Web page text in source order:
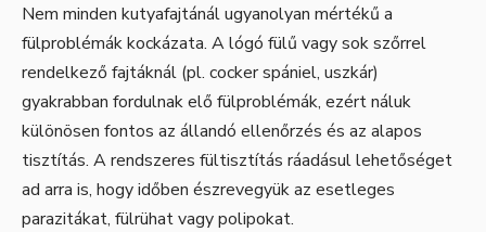
Nem minden kutyafajtánál ugyanolyan mértékű a
fülproblémák kockázata. A lógó fülű vagy sok szőrrel
rendelkező fajtáknál (pl. cocker spániel, uszkár)
gyakrabban fordulnak elő fülproblémák, ezért náluk
különösen fontos az állandó ellenőrzés és az alapos
tisztítás. A rendszeres fültisztítás ráadásul lehetőséget
ad arra is, hogy időben észrevegyük az esetleges
parazitákat, fülrühat vagy polipokat.